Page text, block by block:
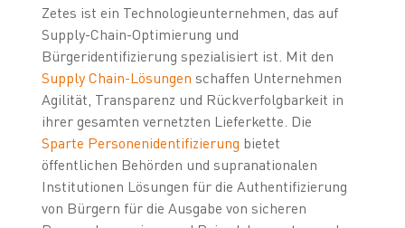
Zetes ist ein Technologieunternehmen, das auf
Supply-Chain-Optimierung und
Bürgeridentifizierung spezialisiert ist. Mit den
Supply Chain-Lösungen schaffen Unternehmen
Agilität, Transparenz und Rückverfolgbarkeit in
ihrer gesamten vernetzten Lieferkette. Die
Sparte Personenidentifizierung bietet
öffentlichen Behörden und supranationalen
Institutionen Lösungen für die Authentifizierung
von Bürgern für die Ausgabe von sicheren